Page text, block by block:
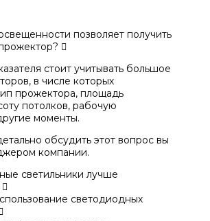
позволяет получить
стоит учитывать большое
в числе которых
прожектора, площадь
потолков, рабочую
моменты.
обсудить этот вопрос вы
компании.
светильники лучше
светодиодных